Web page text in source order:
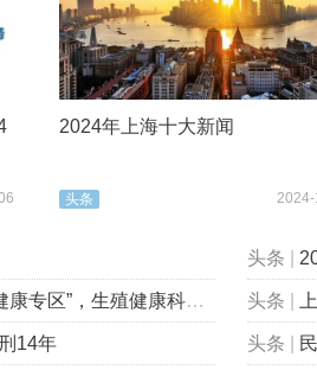
2024年上海十大新闻
头条
头条
生殖健康科普“包会的”！ 头条
14年 头条